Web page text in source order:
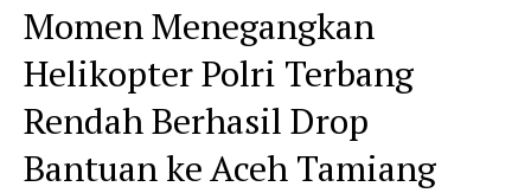
Momen Menegangkan
Helikopter Polri Terbang
Rendah Berhasil Drop
Bantuan ke Aceh Tamiang